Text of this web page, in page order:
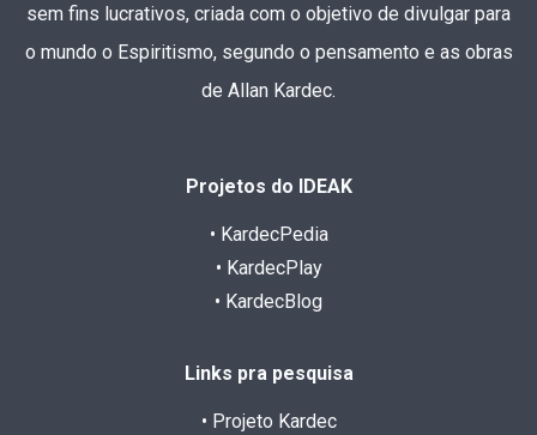
sem fins lucrativos, criada com o objetivo de divulgar para
o mundo o Espiritismo, segundo o pensamento e as obras
de Allan Kardec.
Projetos do IDEAK
• KardecPedia
• KardecPlay
• KardecBlog
Links pra pesquisa
• Projeto Kardec